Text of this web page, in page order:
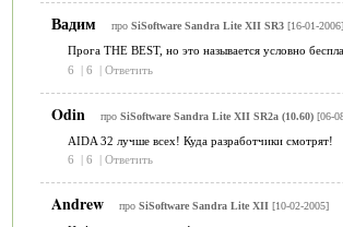
Вадим про SiSoftware Sandra Lite XII SR3[16-01-2006]
Прога THE BEST, но это называется условно
6
| 6 | Ответить
Odin про SiSoftware Sandra Lite XII SR2a (10.60)[06-
AIDA 32 лучше всех! Куда разработчики смотрят!
6
| 6 | Ответить
Andrew про SiSoftware Sandra Lite XII [10-02-2005]